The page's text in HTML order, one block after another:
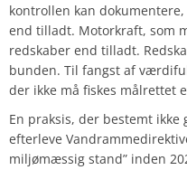
kontrollen kan
end tilladt. Motorkraft, som
redskaber end tilladt.
bunden. Til fangst af
der ikke må fiskes målrettet
En praksis, der bestemt
efterleve
miljømæssig stand” inden